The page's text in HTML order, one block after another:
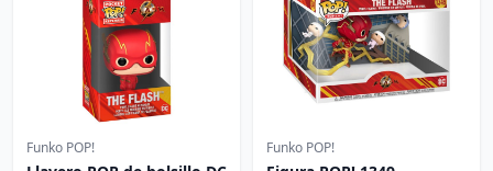
Funko POP! Funko POP!